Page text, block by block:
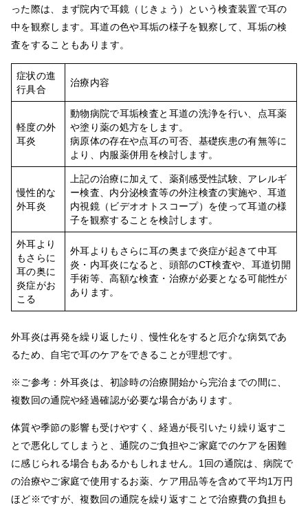
った際は、まず院内で耳鏡（じきょう）という検査装置で耳の
中を観察します。耳道の色や耳垢の様子を観察して、耳垢の検
査をすることもあります。
症状の進
行具合
治療内容
軽度の外
耳炎
動物病院で耳垢検査と耳道の洗浄を行い、点耳薬
や塗り薬の処方をします。
病原体の存在や点耳の可否、基礎疾患の有無等に
より、内服薬併用を検討します。
慢性的な
外耳炎
上記の治療に加えて、薬剤感受性試験、アレルギ
ー検査、内分泌検査等の外注検査の実施や、耳道
内視鏡（ビデオオトスコープ）を使って耳道の様
子を観察することを検討します。
外耳より
もさらに
耳の奥に
炎症がお
こる
外耳よりもさらに耳の奥まで炎症が起きて中耳
炎・内耳炎になると、頭部のCT検査や、耳道切開
手術等、高額な検査・治療が必要となる可能性が
あります。
外耳炎は再発を繰り返したり、慢性化をすると厄介な病気であ
るため、自宅で耳のケアをできることが理想です。
※ご参考：外耳炎は、初診時の治療開始から完治までの間に、
複数回の通院や経過確認が必要な場合があります。
体質や季節の影響も受けやすく、経過が長引いたり繰り返すこ
とで悪化してしまうと、通院のご負担やご家庭でのケアを困難
に感じられる場合もあるかもしれません。1回の通院は、病院で
の治療やご家庭で使用するお薬、ケア用品等を含めて平均1万円
ほど※ですが、複数回の通院を繰り返すことで治療費の負担も